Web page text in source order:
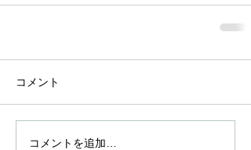
コメント
コメントを追加…